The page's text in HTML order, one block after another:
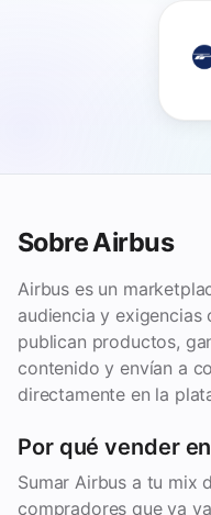
Sobre Airbus
Airbus es un
audiencia y exigencias
publican productos,
contenido y envían a
directamente en la
Por qué vender
Sumar Airbus a tu mix
compradores que ya